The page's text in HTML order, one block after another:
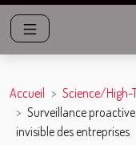
Accueil
Science/High-
Surveillance
invisible des entreprises